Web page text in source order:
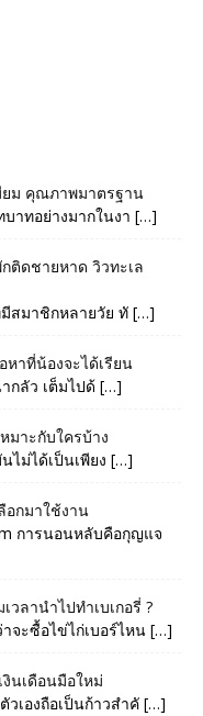
ยม คุณภาพมาตรฐาน
าทอย่างมากในงา […]
ติดชายหาด วิวทะเล
สมาชิกหลายวัย ทั […]
หาที่น้องจะได้เรียน
กลัว เต็มไปด้ […]
มาะกับใครบ้าง
ไม่ได้เป็นเพียง […]
อกมาใช้งาน
การนอนหลับคือกุญแจ
วลานำไปทำเบเกอรี่ ?
ะซื้อไข่ไก่เบอร์ไหน […]
นเดือนมือใหม่
วเองถือเป็นก้าวสำคั […]